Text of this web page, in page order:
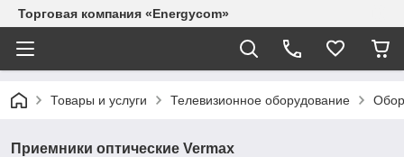
Торговая компания «Energycom»
Товары и услуги Телевизионное оборудование
Приемники оптические Vermax